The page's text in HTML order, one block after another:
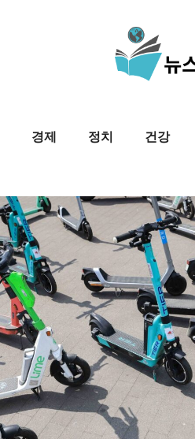
경제 정치 건강